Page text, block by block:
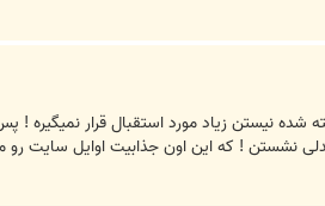
شده نیستن زیاد مورد استقبال قرار
نشستن ! که این اون جذابیت اوایل سایت رو